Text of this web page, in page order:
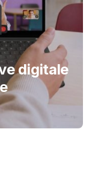
digitale